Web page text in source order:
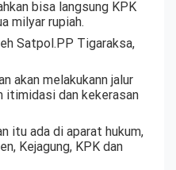
bisa langsung KPK
milyar rupiah.
Satpol.PP Tigaraksa,
akan melakukann jalur
itimidasi dan kekerasan
itu ada di aparat hukum,
Kejagung, KPK dan